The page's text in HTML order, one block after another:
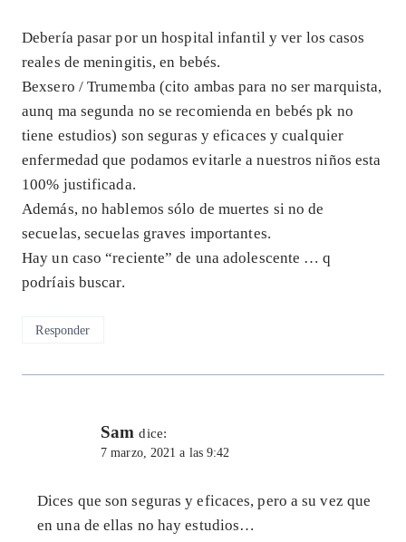
Debería pasar por un hospital infantil y ver los casos
reales de meningitis, en bebés.
Bexsero / Trumemba (cito ambas para no ser marquista,
aunq ma segunda no se recomienda en bebés pk no
tiene estudios) son seguras y eficaces y cualquier
enfermedad que podamos evitarle a nuestros niños esta
100% justificada.
Además, no hablemos sólo de muertes si no de
secuelas, secuelas graves importantes.
Hay un caso “reciente” de una adolescente … q
podríais buscar.
Responder
Sam dice:
7 marzo, 2021 a las 9:42
Dices que son seguras y eficaces, pero a su vez que
en una de ellas no hay estudios…